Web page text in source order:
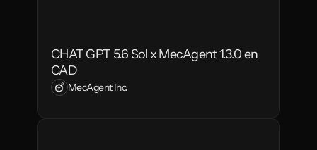
CHAT GPT 5.6 Sol x MecAgent 1.3.0 en
CAD
MecAgent Inc.